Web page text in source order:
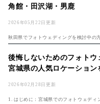
2026年05月22日更新
角館・田沢湖・男鹿
秋田県でフォトウェディングを検討中の
館の武家屋敷通り、日本一深い田沢湖、
中心部の千秋公園など、秋田ならではの
記事では 仙北...
2026年02月28日更新
後悔しないためのフォトウ
宮城県の人気ロケーション
1. はじめに：宮城県でのフォトウェディ